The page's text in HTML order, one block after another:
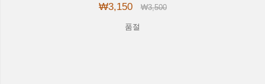
₩3,150 ₩3,500
품절